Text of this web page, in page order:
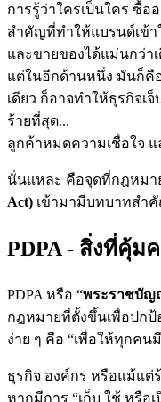
การรู้ว่าใครเป็นใคร ซื้อ
สำคัญที่ทำให้แบรนด์เข้
และขายของได้แม่นกว่า
แต่ในอีกด้านหนึ่ง มันก็คื
เดียว ก็อาจทำให้ธุรกิจเ
ร้ายที่สุด...
ลูกค้าหมดความเชื่อใจ
นั่นแหละ คือจุดที่กฎหมา
Act) เข้ามามีบทบาทสำ
PDPA - สิ่งที่คุ้ม
PDPA หรือ “พระราชบัญ
กฎหมายที่ตั้งขึ้นเพื่อปก
ง่าย ๆ คือ “เพื่อให้ทุกคน
ธุรกิจ องค์กร หรือแม้แต่
หากมีการ “เก็บ ใช้ หรือ